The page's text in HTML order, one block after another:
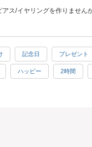
ス/イヤリングを作りませんか
への感謝の気持ちとして。
のパールをご用意いたしま
で幅広くお選び頂けます。
ッフがレクチャーいたします
記念日 プレゼント
ハッピー 2時間